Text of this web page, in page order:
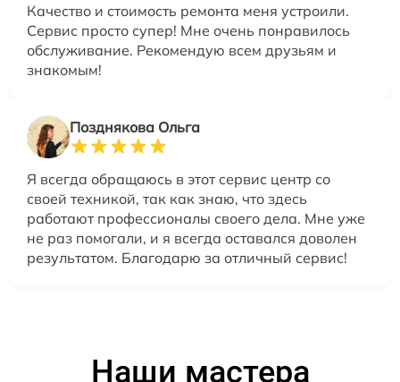
Качество и стоимость ремонта меня устроили.
Сервис просто супер! Мне очень понравилось
обслуживание. Рекомендую всем друзьям и
знакомым!
Позднякова Ольга
Я всегда обращаюсь в этот сервис центр со
своей техникой, так как знаю, что здесь
работают профессионалы своего дела. Мне уже
не раз помогали, и я всегда оставался доволен
результатом. Благодарю за отличный сервис!
Наши мастера